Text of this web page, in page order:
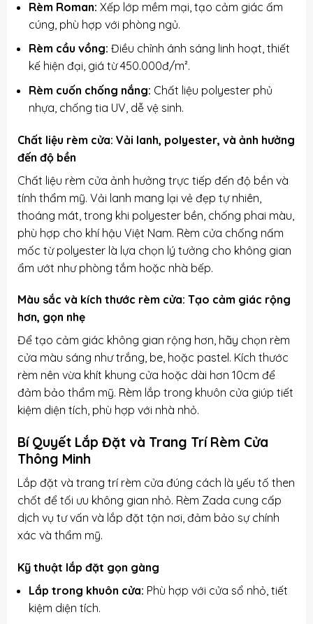
Rèm Roman: Xếp lớp mềm mại, tạo cảm giác ấm
cúng, phù hợp với phòng ngủ.
Rèm cầu vồng: Điều chỉnh ánh sáng linh hoạt, thiết
kế hiện đại, giá từ 450.000đ/m².
Rèm cuốn chống nắng: Chất liệu polyester phủ
nhựa, chống tia UV, dễ vệ sinh.
Chất liệu rèm cửa: Vải lanh, polyester, và ảnh hưởng
đến độ bền
Chất liệu rèm cửa ảnh hưởng trực tiếp đến độ bền và
tính thẩm mỹ. Vải lanh mang lại vẻ đẹp tự nhiên,
thoáng mát, trong khi polyester bền, chống phai màu,
phù hợp cho khí hậu Việt Nam. Rèm cửa chống nấm
mốc từ polyester là lựa chọn lý tưởng cho không gian
ẩm ướt như phòng tắm hoặc nhà bếp.
Màu sắc và kích thước rèm cửa: Tạo cảm giác rộng
hơn, gọn nhẹ
Để tạo cảm giác không gian rộng hơn, hãy chọn rèm
cửa màu sáng như trắng, be, hoặc pastel. Kích thước
rèm nên vừa khít khung cửa hoặc dài hơn 10cm để
đảm bảo thẩm mỹ. Rèm lắp trong khuôn cửa giúp tiết
kiệm diện tích, phù hợp với nhà nhỏ.
Bí Quyết Lắp Đặt và Trang Trí Rèm Cửa
Thông Minh
Lắp đặt và trang trí rèm cửa đúng cách là yếu tố then
chốt để tối ưu không gian nhỏ. Rèm Zada cung cấp
dịch vụ tư vấn và lắp đặt tận nơi, đảm bảo sự chính
xác và thẩm mỹ.
Kỹ thuật lắp đặt gọn gàng
Lắp trong khuôn cửa: Phù hợp với cửa sổ nhỏ, tiết
kiệm diện tích.